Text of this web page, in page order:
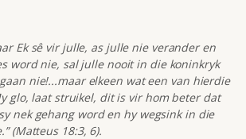
Ek sê vir julle, as julle nie verander en
word nie, sal julle nooit in die koninkryk
nie!...maar elkeen wat een van hierdie
glo, laat struikel, dit is vir hom beter dat
nek gehang word en hy wegsink in die
(Matteus 18:3, 6).